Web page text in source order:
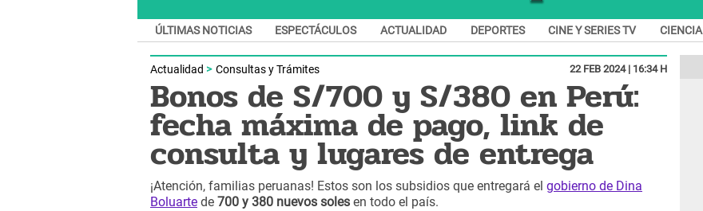
ÚLTIMAS NOTICIAS ESPECTÁCULOS ACTUALIDAD DEPORTES CINE Y SERIES TV CIENCIA
Actualidad Consultas y Trámites 22 FEB 2024 | 16:34 H
Bonos de S/700 y S/380 en Perú:
fecha máxima de pago, link de
consulta y lugares de entrega
¡Atención, familias peruanas! Estos son los subsidios que entregará el gobierno de Dina
Boluarte de 700 y 380 nuevos soles en todo el país.